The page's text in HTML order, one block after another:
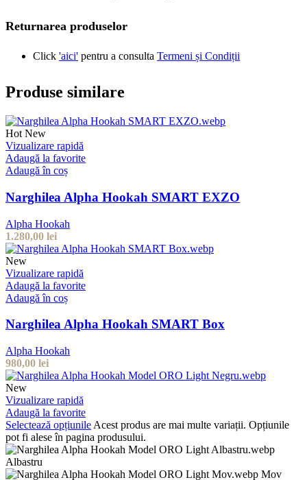
Returnarea produselor
Click 'aici' pentru a consulta Termeni și Condiții
Produse similare
Hot New
Vizualizare rapidă
Adaugă la favorite
Adaugă în coș
Narghilea Alpha Hookah SMART EXZO
Alpha Hookah
1.280,00 lei
New
Vizualizare rapidă
Adaugă la favorite
Adaugă în coș
Narghilea Alpha Hookah SMART Box
Alpha Hookah
980,00 lei
New
Vizualizare rapidă
Adaugă la favorite
Selectează opțiunile Acest produs are mai multe variații. Opțiunile
pot fi alese în pagina produsului.
Albastru
Mov